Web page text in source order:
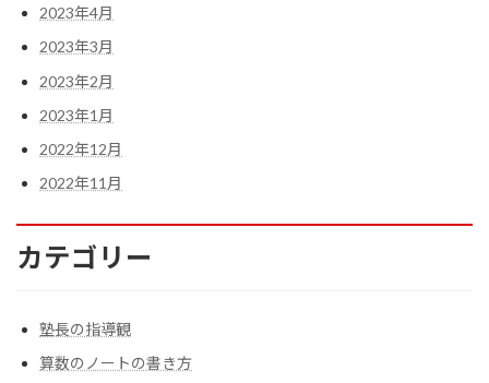
2023年4月
2023年3月
2023年2月
2023年1月
2022年12月
2022年11月
カテゴリー
塾長の指導観
算数のノートの書き方